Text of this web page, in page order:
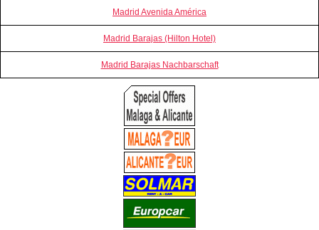
Madrid Avenida América
Madrid Barajas (Hilton Hotel)
Madrid Barajas Nachbarschaft